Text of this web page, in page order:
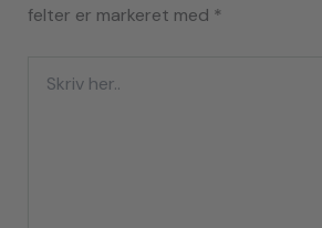
felter er markeret med *
her..